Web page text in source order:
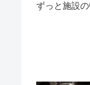
ずっと施設